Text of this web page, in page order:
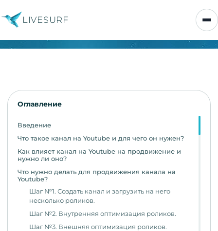
LIVESURF
Оглавление
Введение
Что такое канал на Youtube и для чего он нужен?
Как влияет канал на Youtube на продвижение и
нужно ли оно?
Что нужно делать для продвижения канала на
Youtube?
Шаг №1. Создать канал и загрузить на него
несколько роликов.
Шаг №2. Внутренняя оптимизация роликов.
Шаг №3. Внешняя оптимизация роликов.